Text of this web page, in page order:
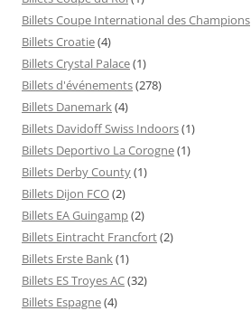
Billets Coupe International des Champions
Billets Croatie(4)
Billets Crystal Palace(1)
Billets d'événements(278)
Billets Danemark(4)
Billets Davidoff Swiss Indoors(1)
Billets Deportivo La Corogne(1)
Billets Derby County(1)
Billets Dijon FCO(2)
Billets EA Guingamp(2)
Billets Eintracht Francfort(2)
Billets Erste Bank(1)
Billets ES Troyes AC(32)
Billets Espagne(4)